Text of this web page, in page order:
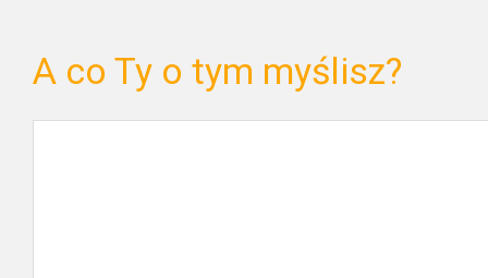
A co Ty o tym myślisz?